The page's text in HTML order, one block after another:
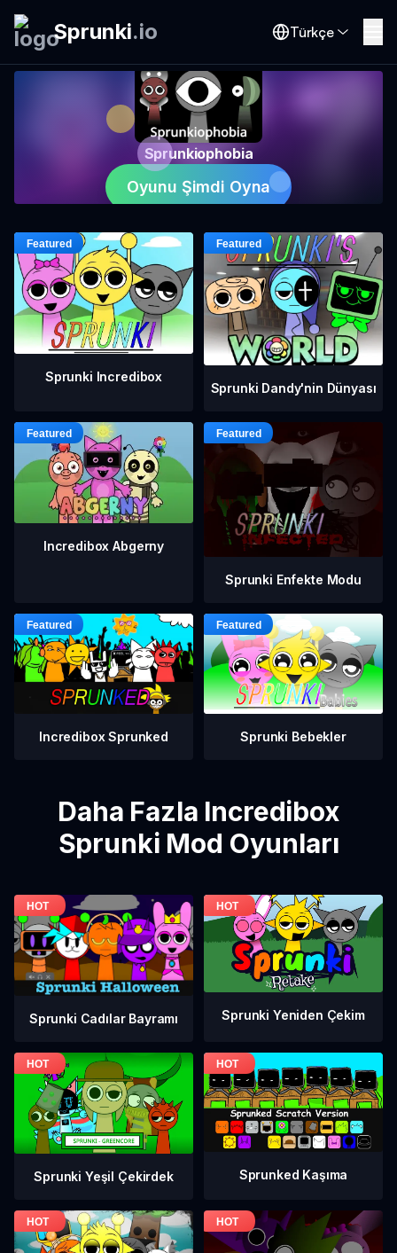
Sprunki.io Türkçe
Sprunkiophobia
Oyunu Şimdi Oyna
Sprunki Incredibox
Sprunki Dandy'nin Dünyası
Incredibox Abgerny
Sprunki Enfekte Modu
Incredibox Sprunked Sprunki Bebekler
Daha Fazla Incredibox
Sprunki Mod Oyunları
Sprunki Cadılar Bayramı Sprunki Yeniden Çekim
Sprunki Yeşil Çekirdek Sprunked Kaşıma